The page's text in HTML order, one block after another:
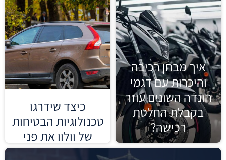
בערים?
קרא עוד »
איך מבחן רכיבה
והיכרות עם דגמי
הונדה השונים עוזר
בקבלת החלטת
רכישה?
כיצד שידרגו
טכנולוגיות הבטיחות
של וולוו את פני
תעשיית הרכב